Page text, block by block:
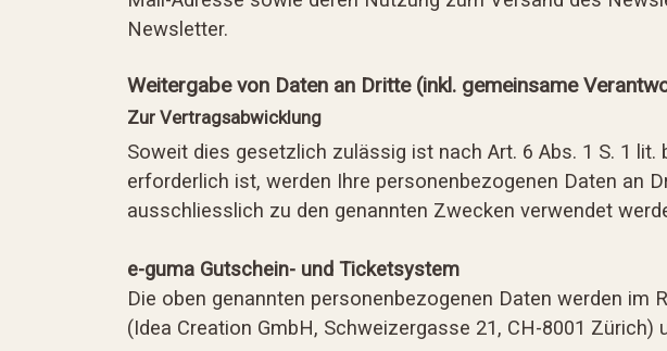
Newsletter.
Weitergabe von Daten an Dritte (inkl. gemeinsame
Zur Vertragsabwicklung
Soweit dies gesetzlich zulässig ist nach Art. 6 Abs. 1 S. 1
erforderlich ist, werden Ihre personenbezogenen Daten an
ausschliesslich zu den genannten Zwecken verwendet
e-guma Gutschein- und Ticketsystem
Die oben genannten personenbezogenen Daten werden
(Idea Creation GmbH, Schweizergasse 21, CH-8001